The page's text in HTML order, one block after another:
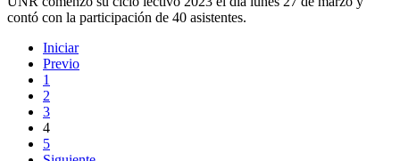
contó con la participación de 40 asistentes.
Iniciar
Previo
1
2
3
4
5